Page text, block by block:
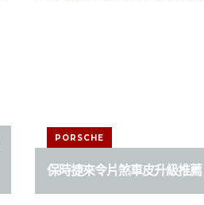
PORSCHE
保時捷來令片煞車皮升級推薦